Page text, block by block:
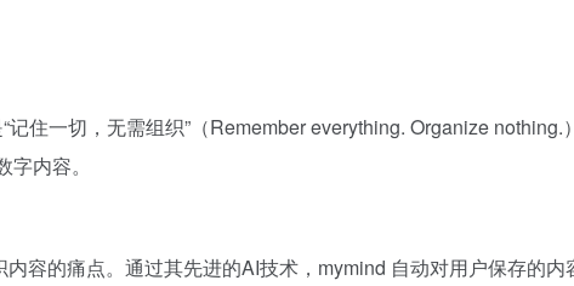
住一切，无需组织”（Remember everything. Organize nothing.
内容。
容的痛点。通过其先进的AI技术，mymind 自动对用户保存的